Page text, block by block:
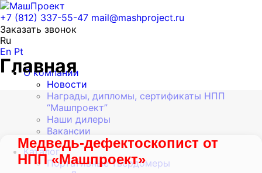
+7 (812) 337-55-47 mail@mashproject.ru
Заказать звонок
Ru
En Pt
О компании
Новости
Награды, дипломы, сертификаты НПП
“Машпроект”
Наши дилеры
Вакансии
Каталог
Портативные твердомеры
Главная
Медведь-дефектоскопист от
НПП «Машпроект»